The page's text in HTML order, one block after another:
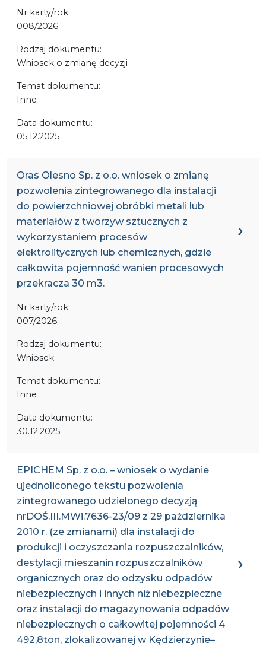
Nr karty/rok:
008/2026
Rodzaj dokumentu:
Wniosek o zmianę decyzji
Temat dokumentu:
Inne
Data dokumentu:
05.12.2025
Oras Olesno Sp. z o.o. wniosek o zmianę
pozwolenia zintegrowanego dla instalacji
do powierzchniowej obróbki metali lub
materiałów z tworzyw sztucznych z
wykorzystaniem procesów
elektrolitycznych lub chemicznych, gdzie
całkowita pojemność wanien procesowych
przekracza 30 m3.
Nr karty/rok:
007/2026
Rodzaj dokumentu:
Wniosek
Temat dokumentu:
Inne
Data dokumentu:
30.12.2025
EPICHEM Sp. z o.o. – wniosek o wydanie
ujednoliconego tekstu pozwolenia
zintegrowanego udzielonego decyzją
nrDOŚ.III.MWi.7636-23/09 z 29 października
2010 r. (ze zmianami) dla instalacji do
produkcji i oczyszczania rozpuszczalników,
destylacji mieszanin rozpuszczalników
organicznych oraz do odzysku odpadów
niebezpiecznych i innych niż niebezpieczne
oraz instalacji do magazynowania odpadów
niebezpiecznych o całkowitej pojemności 4
492,8ton, zlokalizowanej w Kędzierzynie–